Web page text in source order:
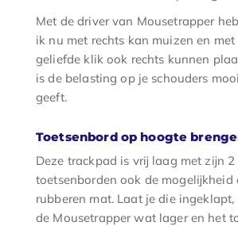
Met de driver van Mousetrapper
ik nu met rechts kan muizen en
geliefde klik ook rechts kunnen
is de belasting op je schouders
geeft.
Toetsenbord op hoogte
Deze trackpad is vrij laag met zijn
toetsenborden ook de
rubberen mat. Laat je die
de Mousetrapper wat lager en het